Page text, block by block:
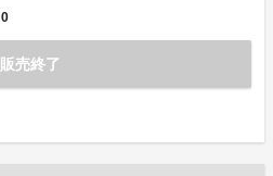
0
販売終了